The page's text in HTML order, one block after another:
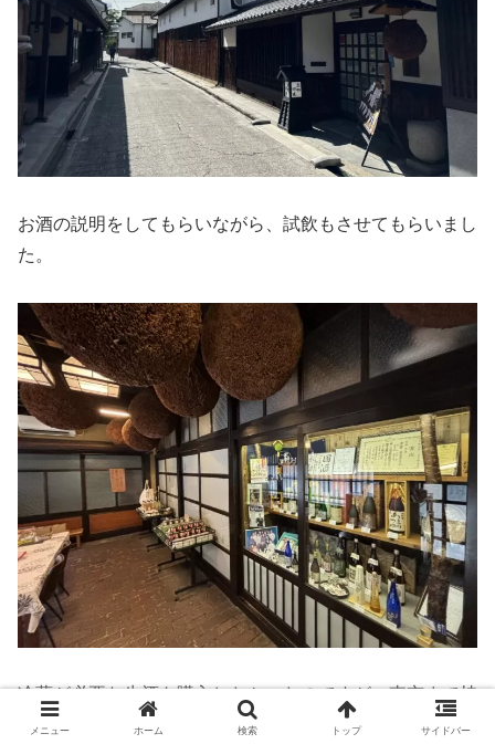
お酒の説明をしてもらいながら、試飲もさせてもらいまし
た。
冷蔵が必要な生酒を購入したかったのですが、東京まで持
って帰るのに気を使うのでやめておきました。
メニュー ホーム 検索 トップ サイドバー